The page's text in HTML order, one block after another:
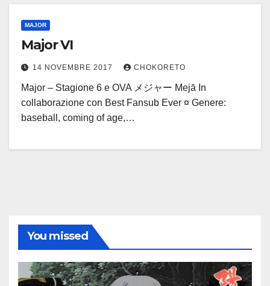
MAJOR
Major VI
14 NOVEMBRE 2017 CHOKORETO
Major – Stagione 6 e OVA メジャー Mejā In
collaborazione con Best Fansub Ever ¤ Genere:
baseball, coming of age,…
You missed